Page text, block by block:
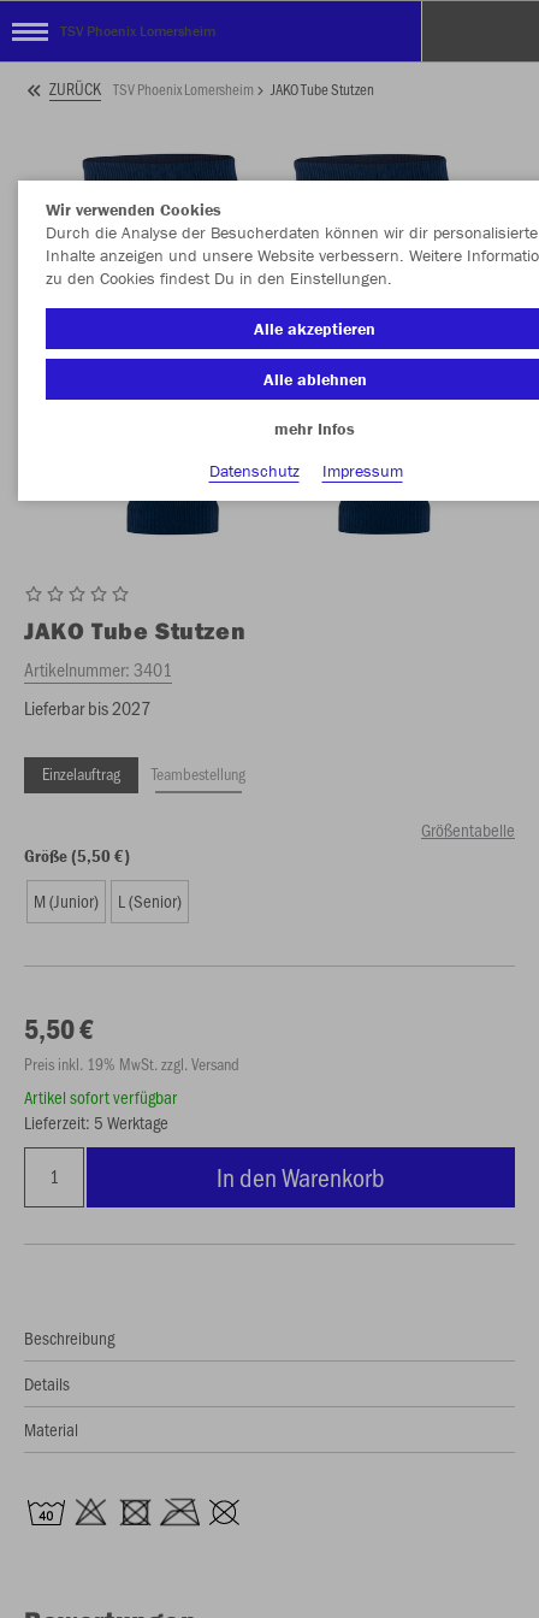
TSV Phoenix Lomersheim
ZURÜCK TSV Phoenix Lomersheim JAKO Tube Stutzen
JAKO Tube Stutzen
Artikelnummer:3401
Lieferbar bis 2027
Einzelauftrag Teambestellung
Größentabelle
Größe (5,50 €)
M (Junior) L (Senior)
5,50 €
Preis inkl. 19% MwSt. zzgl. Versand
Artikel sofort verfügbar
Lieferzeit: 5 Werktage
In den Warenkorb
Beschreibung
Details
Material
Wir verwenden Cookies
Durch die Analyse der Besucherdaten können wir dir personalisierte
Inhalte anzeigen und unsere Website verbessern. Weitere
zu den Cookies findest Du in den Einstellungen.
Alle akzeptieren
Alle ablehnen
mehr Infos
Datenschutz
Impressum